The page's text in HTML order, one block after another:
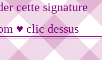
cette signature
♥ clic dessus